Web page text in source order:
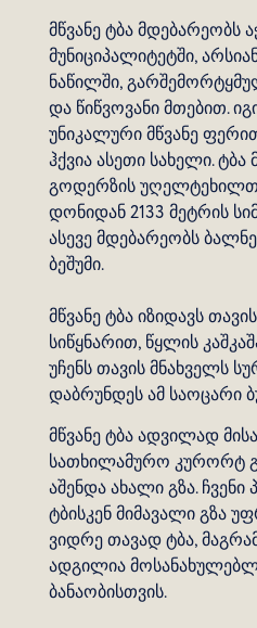
მწვანე ტბა მდებარეობს
მუნიციპალიტეტში,
ნაწილში,
და წიწვოვანი მთებით.
უნიკალური მწვანე
ჰქვია ასეთი სახელი.
გოდერზის
დონიდან 2133 მეტრის
ასევე მდებარეობს
ბეშუმი.
მწვანე ტბა იზიდავს
სიწყნარით, წყლის
უჩენს თავის მნახველს
დაბრუნდეს ამ საოცარი
მწვანე ტბა ადვილად
სათხილამურო კურორტ
აშენდა ახალი გზა. ჩვენი
ტბისკენ მიმავალი გზა
ვიდრე თავად ტბა,
ადგილია
ბანაობისთვის.